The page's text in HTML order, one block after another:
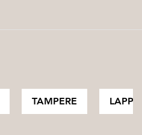
TAMPERE LAPPI